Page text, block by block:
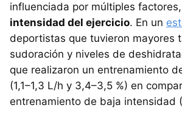
influenciada por múltiples
intensidad del ejercicio. En un
deportistas que tuvieron mayores
sudoración y niveles de
que realizaron un entrenamiento
(1,1–1,3 L/h y 3,4–3,5 %) en
entrenamiento de baja intensidad